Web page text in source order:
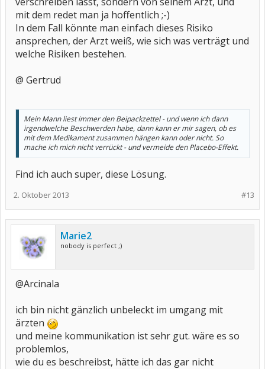
mit dem redet man ja hoffentlich ;-)
In dem Fall könnte man einfach dieses Risiko
ansprechen, der Arzt weiß, wie sich was verträgt und
welche Risiken bestehen.
@ Gertrud
Mein Mann liest immer den Beipackzettel - und wenn ich dann
irgendwelche Beschwerden habe, dann kann er mir sagen, ob es
mit dem Medikament zusammen hängen kann oder nicht. So
mache ich mich nicht verrückt - und vermeide den Placebo-Effekt.
Find ich auch super, diese Lösung.
#13
2. Oktober 2013
Marie2
nobody is perfect ;)
@Arcinala
ich bin nicht gänzlich unbeleckt im umgang mit
ärzten
und meine kommunikation ist sehr gut. wäre es so
problemlos,
wie du es beschreibst, hätte ich das gar nicht